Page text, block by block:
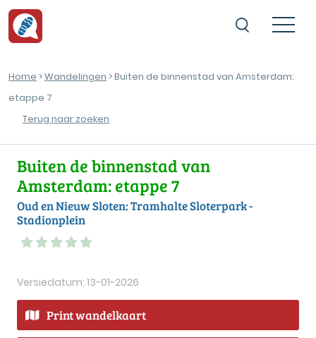
Home >Wandelingen > Buiten de binnenstad van Amsterdam:
etappe 7
Terug naar zoeken
Buiten de binnenstad van
Amsterdam: etappe 7
Oud en Nieuw Sloten: Tramhalte Sloterpark -
Stadionplein
Versiedatum: 13-01-2026
Print wandelkaart